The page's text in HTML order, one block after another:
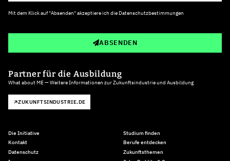
Mit dem Klick auf "Absenden" akzeptiere ich die Datenschutzbestimmungen
ABSENDEN
Partner für die Ausbildung
What about ME — Weitere Informationen zur Zukunftsindustrie und Ausbildung
ZUKUNFTSINDUSTRIE.DE
Die Initiative
Kontakt
Datenschutz
Studium finden
Berufe entdecken
Zukunftsthemen